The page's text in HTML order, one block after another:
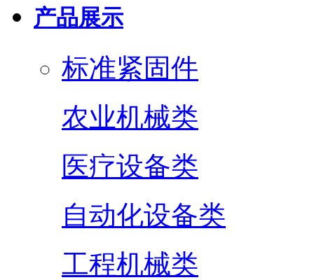
产品展示
标准紧固件
农业机械类
医疗设备类
自动化设备类
工程机械类